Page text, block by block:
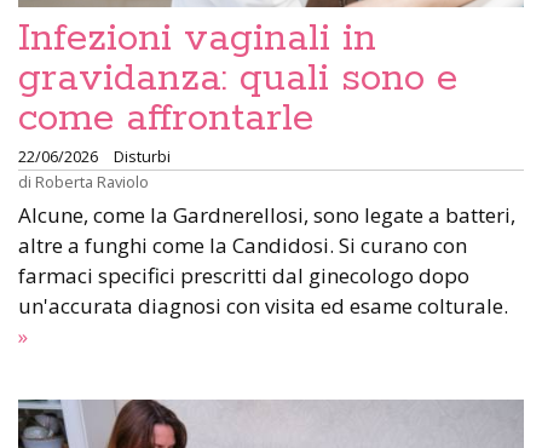
Infezioni vaginali in
gravidanza: quali sono e
come affrontarle
22/06/2026
Disturbi
di Roberta Raviolo
Alcune, come la Gardnerellosi, sono legate a batteri,
altre a funghi come la Candidosi. Si curano con
farmaci specifici prescritti dal ginecologo dopo
un'accurata diagnosi con visita ed esame colturale.
»